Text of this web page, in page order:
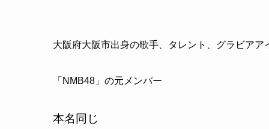
大阪府大阪市出身の歌手、タレント、グラビアア
「 NMB48 」の元メンバー
本名同じ